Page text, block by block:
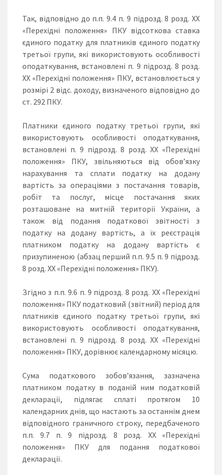
Так, відповідно до п.п. 9.4 п. 9 підрозд. 8 розд. ХХ
«Перехідні положення» ПКУ відсоткова ставка
єдиного податку для платників єдиного податку
третьої групи, які використовують особливості
оподаткування, встановлені п. 9 підрозд. 8 розд.
ХХ «Перехідні положення» ПКУ, встановлюється у
розмірі 2 відс. доходу, визначеного відповідно до
ст. 292 ПКУ.
Платники єдиного податку третьої групи, які
використовують особливості оподаткування,
встановлені п. 9 підрозд. 8 розд. ХХ «Перехідні
положення» ПКУ, звільняються від обов’язку
нарахування та сплати податку на додану
вартість за операціями з постачання товарів,
робіт та послуг, місце постачання яких
розташоване на митній території України, а
також від подання податкової звітності з
податку на додану вартість, а їх реєстрація
платником податку на додану вартість є
призупиненою (абзац перший п.п. 9.5 п. 9 підрозд.
8 розд. ХХ «Перехідні положення» ПКУ).
Згідно з п.п. 9.6 п. 9 підрозд. 8 розд. ХХ «Перехідні
положення» ПКУ податковий (звітний) період для
платників єдиного податку третьої групи, які
використовують особливості оподаткування,
встановлені п. 9 підрозд. 8 розд. ХХ «Перехідні
положення» ПКУ, дорівнює календарному місяцю.
Сума податкового зобов’язання, зазначена
платником податку в поданій ним податковій
декларації, підлягає сплаті протягом 10
календарних днів, що настають за останнім днем
відповідного граничного строку, передбаченого
п.п. 9.7 п. 9 підрозд. 8 розд. ХХ «Перехідні
положення» ПКУ для подання податкової
декларації.